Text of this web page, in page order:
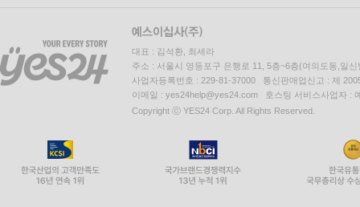
대표 : 김석환, 최세라
주소 : 서울시 영등포구 은행로 11, 5층~6층(여의도동,일신
사업자등록번호 : 229-81-37000 통신판매업신고 : 제
이메일 : yes24help@yes24.com 호스팅 서비스사업자 :
Copyright ⓒ YES24 Corp. All Rights Reserved.